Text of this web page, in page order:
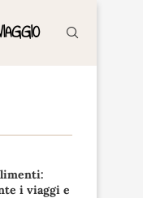
i viaggi e